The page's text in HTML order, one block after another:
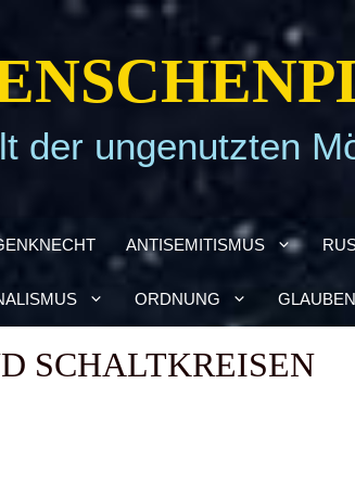
der ungenutzten
ANTI­SE­MI­TIS­MUS
ORD­NUNG
SCHALT­KREI­SEN